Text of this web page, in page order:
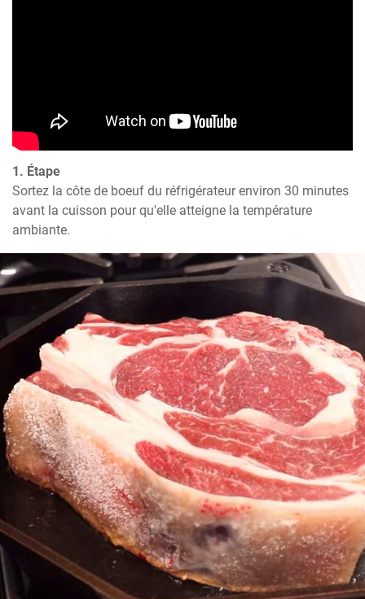
1. Étape
Sortez la côte de boeuf du réfrigérateur environ 30 minutes
avant la cuisson pour qu'elle atteigne la température
ambiante.